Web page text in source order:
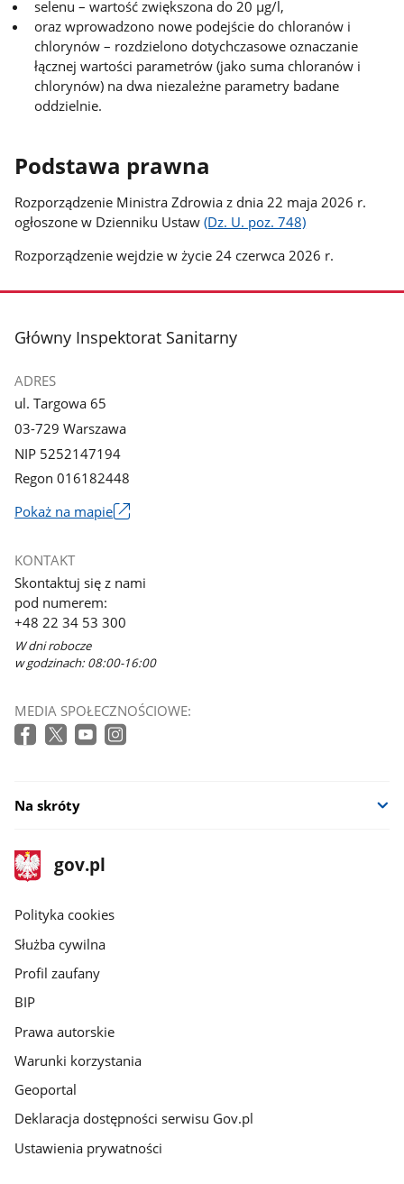
selenu – wartość zwiększona do 20 µg/l,
oraz wprowadzono nowe podejście do chloranów i
chlorynów – rozdzielono dotychczasowe oznaczanie
łącznej wartości parametrów (jako suma chloranów i
chlorynów) na dwa niezależne parametry badane
oddzielnie.
Podstawa prawna
Rozporządzenie Ministra Zdrowia z dnia 22 maja 2026 r.
ogłoszone w Dzienniku Ustaw(Dz. U. poz. 748)
Rozporządzenie wejdzie w życie 24 czerwca 2026 r.
stopka
Główny Inspektorat Sanitarny
ADRES
ul. Targowa 65
03-729 Warszawa
NIP 5252147194
Regon 016182448
Pokaż na mapie
się
w
nowym
oknie
KONTAKT
Skontaktuj się z nami
pod numerem:
+48 22 34 53 300
W dni robocze
w godzinach: 08:00-16:00
MEDIA SPOŁECZNOŚCIOWE:
Na skróty
stopka
gov.pl
Strona
gov.pl
gov.pl
Polityka cookies
Służba cywilna
Profil zaufany
BIP
Prawa autorskie
Warunki korzystania
Geoportal
Deklaracja dostępności serwisu Gov.pl
Ustawienia prywatności